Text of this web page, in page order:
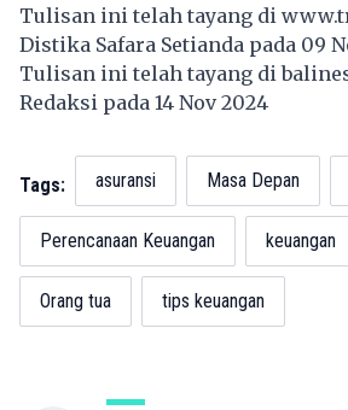
Tulisan ini telah tayang di
Distika Safara Setianda pada 09
Tulisan ini telah tayang di
Redaksi pada 14 Nov 2024
Tags: asuransi Masa Depan
Perencanaan Keuangan keuangan
Orang tua tips keuangan